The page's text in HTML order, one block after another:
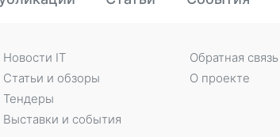
Новости IT
Статьи и обзоры
Тендеры
Выставки и события
Обратная связь
О проекте